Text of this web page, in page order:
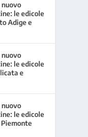
nuovo
le edicole
Adige e
nuovo
le edicole
e
nuovo
le edicole